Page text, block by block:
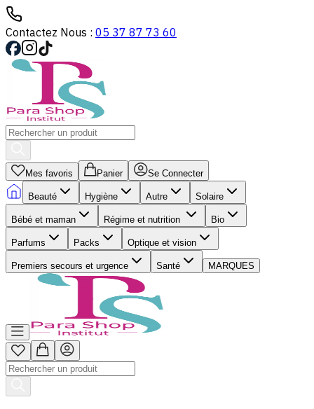
Contactez Nous : 05 37 87 73 60
Mes favoris Panier Se Connecter
Beauté Hygiène Autre Solaire
Bébé et maman Régime et nutrition Bio
Parfums Packs Optique et vision
Premiers secours et urgence Santé MARQUES